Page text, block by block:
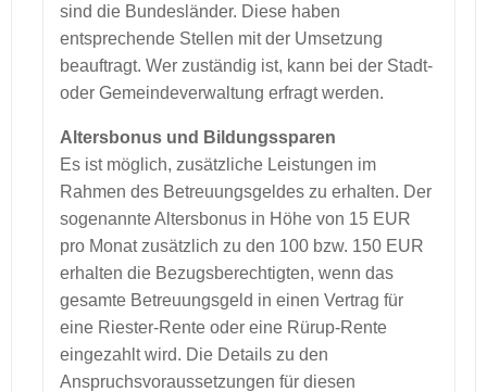
sind die Bundesländer. Diese haben
entsprechende Stellen mit der Umsetzung
beauftragt. Wer zuständig ist, kann bei der Stadt-
oder Gemeindeverwaltung erfragt werden.
Altersbonus und Bildungssparen
Es ist möglich, zusätzliche Leistungen im
Rahmen des Betreuungsgeldes zu erhalten. Der
sogenannte Altersbonus in Höhe von 15 EUR
pro Monat zusätzlich zu den 100 bzw. 150 EUR
erhalten die Bezugsberechtigten, wenn das
gesamte Betreuungsgeld in einen Vertrag für
eine Riester-Rente oder eine Rürup-Rente
eingezahlt wird. Die Details zu den
Anspruchsvoraussetzungen für diesen